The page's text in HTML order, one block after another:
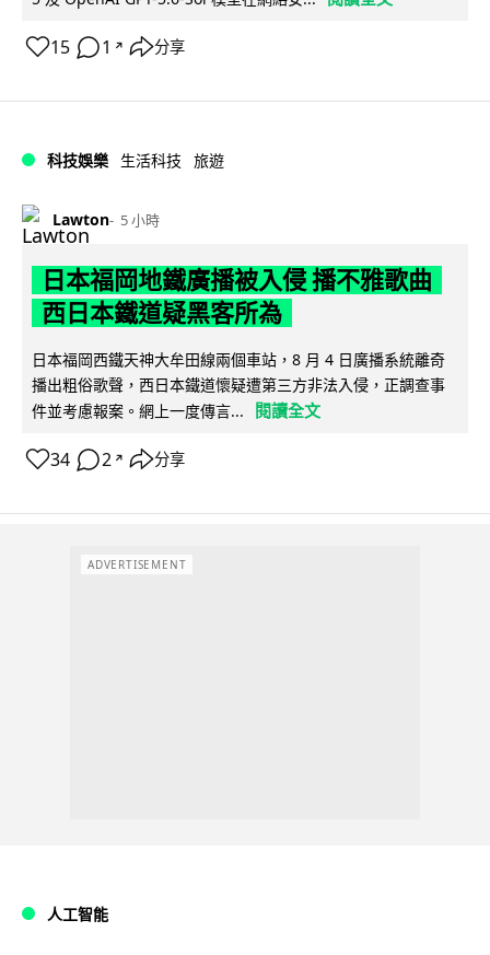
15 1 ↗ 分享
科技娛樂 生活科技 旅遊
Lawton 5 小時
日本福岡地鐵廣播被入侵 播不雅歌曲
西日本鐵道疑黑客所為
日本福岡西鐵天神大牟田線兩個車站，8 月 4 日廣播系統離奇
播出粗俗歌聲，西日本鐵道懷疑遭第三方非法入侵，正調查事
件並考慮報案。網上一度傳言...
閱讀全文
34 2 ↗ 分享
ADVERTISEMENT
人工智能